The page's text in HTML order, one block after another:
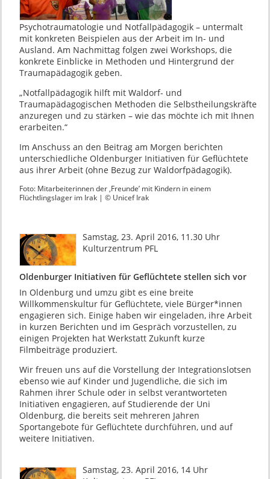
Psychotraumatologie und Notfallpädagogik – untermalt
mit konkreten Beispielen aus der Arbeit im In- und
Ausland. Am Nachmittag folgen zwei Workshops, die
konkrete Einblicke in Methoden und Hintergrund der
Traumapädagogik geben.
„Notfallpädagogik hilft mit Waldorf- und
Traumapädagogischen Methoden die Selbstheilungskräfte
anzuregen und zu stärken – wie das möchte ich mit Ihnen
erarbeiten.“
Im Anschuss an den Beitrag am Morgen berichten
unterschiedliche Oldenburger Initiativen für Geflüchtete
aus ihrer Arbeit (ohne Bezug zur Waldorfpädagogik).
Foto: Mitarbeiterinnen der ‚Freunde’ mit Kindern in einem
Flüchtlingslager im Irak | © Unicef Irak
Samstag, 23. April 2016, 11.30 Uhr
Kulturzentrum PFL
Oldenburger Initiativen für Geflüchtete stellen sich vor
In Oldenburg und umzu gibt es eine breite
Willkommenskultur für Geflüchtete, viele Bürger*innen
engagieren sich. Einige haben wir eingeladen, ihre Arbeit
in kurzen Berichten und im Gespräch vorzustellen, zu
einigen Projekten hat Werkstatt Zukunft kurze
Filmbeiträge produziert.
Wir freuen uns auf die Vorstellung der Integrationslotsen
ebenso wie auf Kinder und Jugendliche, die sich im
Rahmen ihrer Schule oder in selbst verantworteten
Initiativen engagieren, auf Studierende der Uni
Oldenburg, die bereits seit mehreren Jahren
Sportangebote für Geflüchtete durchführen, und auf
weitere Initiativen.
Samstag, 23. April 2016, 14 Uhr